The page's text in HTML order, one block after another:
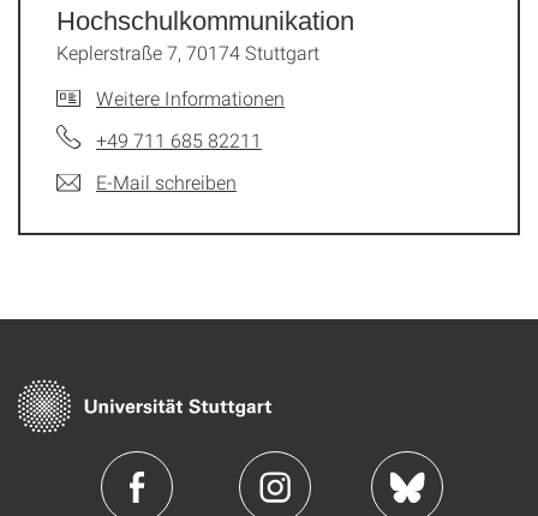
Hochschulkommunikation
Keplerstraße 7, 70174 Stuttgart
Weitere Informationen
+49 711 685 82211
E-Mail schreiben